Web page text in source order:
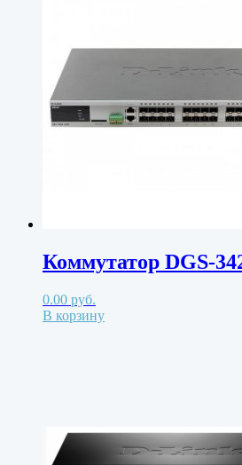
Коммутатор DGS-
0.00 руб.
В корзину